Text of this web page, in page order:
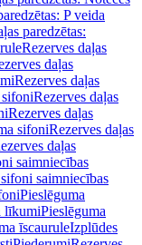
P veida
paredzētas:
Rezerves daļas
daļas
Rezerves daļas
Rezerves daļas
Rezerves daļas
sifoniRezerves daļas
daļas
saimniecības
saimniecības
Pieslēguma
līkumiPieslēguma
īscauruleIzplūdes